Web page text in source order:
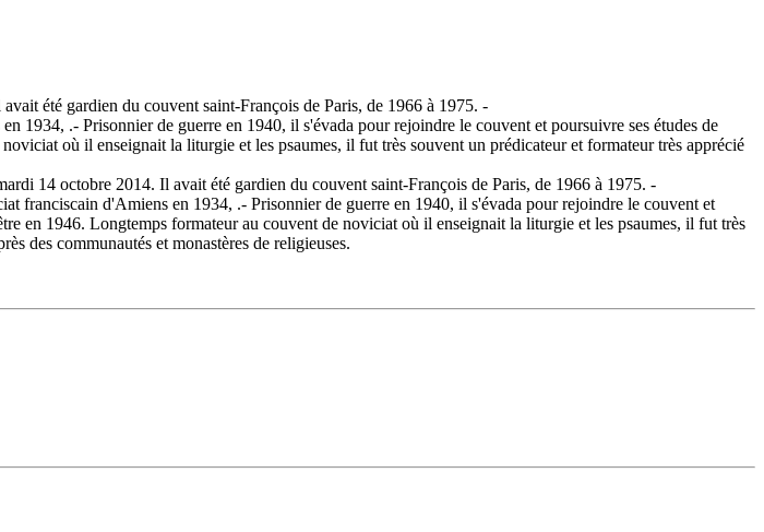
été gardien du couvent saint-François de Paris, de 1966 à 1975. -
1934, .- Prisonnier de guerre en 1940, il s'évada pour rejoindre le couvent et poursuivre ses études de
où il enseignait la liturgie et les psaumes, il fut très souvent un prédicateur et formateur très apprécié
14 octobre 2014. Il avait été gardien du couvent saint-François de Paris, de 1966 à 1975. -
franciscain d'Amiens en 1934, .- Prisonnier de guerre en 1940, il s'évada pour rejoindre le couvent et
en 1946. Longtemps formateur au couvent de noviciat où il enseignait la liturgie et les psaumes, il fut très
des communautés et monastères de religieuses.